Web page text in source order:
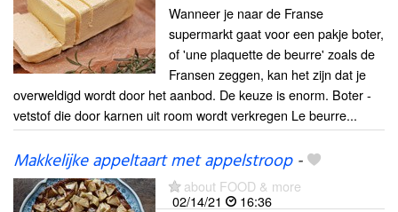
Wanneer je naar de Franse
supermarkt gaat voor een pakje boter,
of 'une plaquette de beurre' zoals de
Fransen zeggen, kan het zijn dat je
overweldigd wordt door het aanbod. De keuze is enorm. Boter -
vetstof die door karnen uit room wordt verkregen Le beurre...
Makkelijke appeltaart met appelstroop-
about FOOD & more
02/14/21
16:36